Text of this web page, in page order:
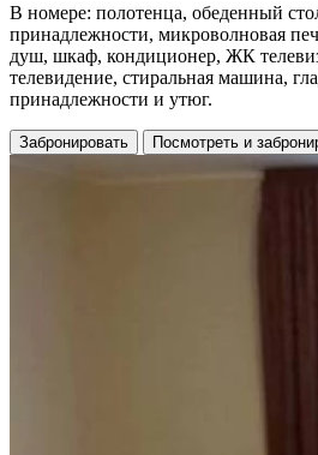
В номере: полотенца, обеденный
принадлежности, микроволновая
душ, шкаф, кондиционер, ЖК
телевидение, стиральная машина,
принадлежности и утюг.
Забронировать Посмотреть и